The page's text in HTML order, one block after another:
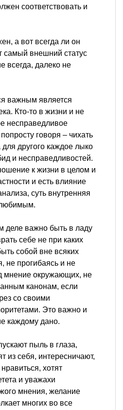
соответствовать и
а вот всегда ли он
самый внешний статус
всегда, далеко не
важным является
Кто-то в жизни и не
несправедливое
говоря – чихать
для другого каждое лыко
и несправедливостей.
к жизни в целом и
и есть влияние
суть внутренняя
деле важно быть в ладу
себе не при каких
собой вне всяких
не прогибаясь и не
мнение окружающих, не
канонам, если
со своими
Это важно и
каждому дано.
пыль в глаза,
из себя, интересничают,
хотят
и уважахи
мнения, желание
многих во все